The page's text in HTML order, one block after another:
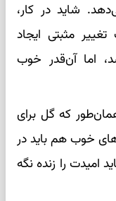
شاید در کار،
مثبتی ایجاد
اما آن‌قدر خوب
که گل برای
خوب هم باید در
امیدت را زنده نگه